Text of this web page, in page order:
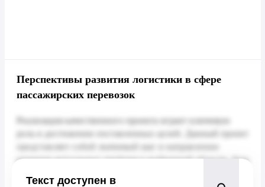
Перспективы развития логистики в сфере
пассажирских перевозок
Текст доступен в